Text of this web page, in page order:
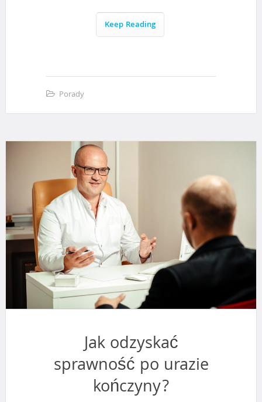
Keep Reading
Porady
Jak odzyskać
sprawność po urazie
kończyny?